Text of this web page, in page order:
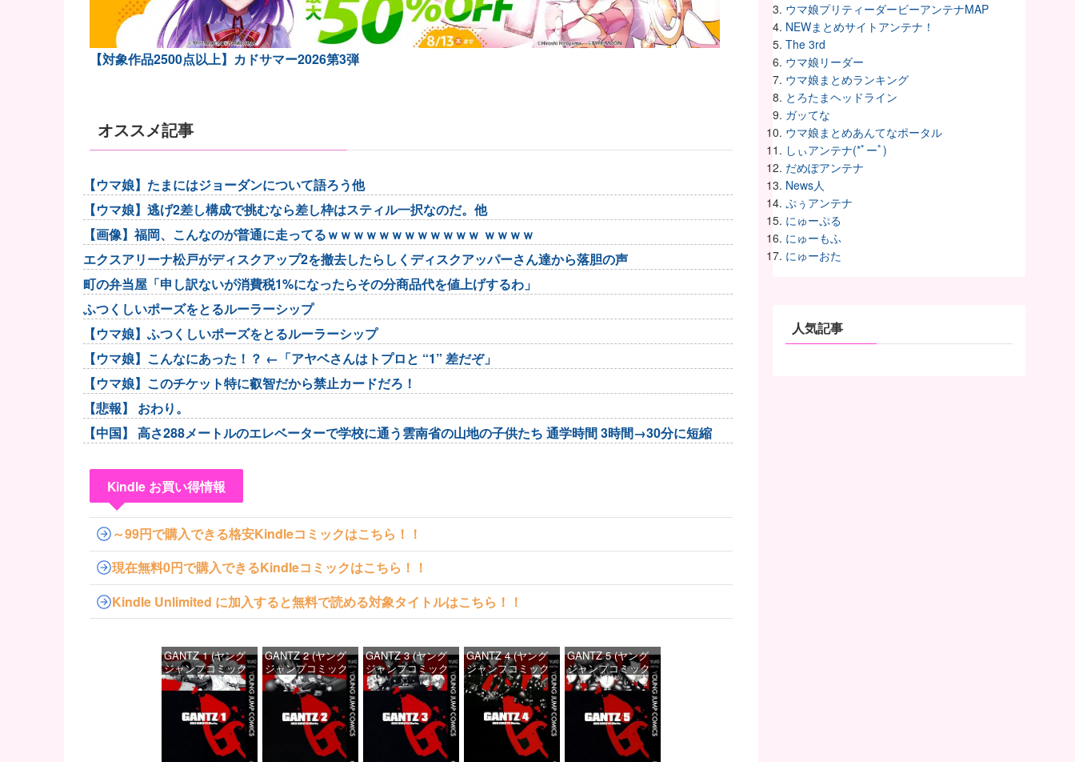
【対象作品2500点以上】カドサマー2026第3弾
オススメ記事
【ウマ娘】たまにはジョーダンについて語ろう他
【ウマ娘】逃げ2差し構成で挑むなら差し枠はスティル一択なのだ。他
【画像】福岡、こんなのが普通に走ってるｗｗｗｗｗｗｗｗｗｗｗｗ ｗｗｗｗ
エクスアリーナ松戸がディスクアップ2を撤去したらしくディスクアッパーさん達から落胆の声
町の弁当屋「申し訳ないが消費税1%になったらその分商品代を値上げするわ」
ふつくしいポーズをとるルーラーシップ
【ウマ娘】ふつくしいポーズをとるルーラーシップ
【ウマ娘】こんなにあった！？ ←「アヤベさんはトプロと “1” 差だぞ」
【ウマ娘】このチケット特に叡智だから禁止カードだろ！
【悲報】 おわり。
【中国】 高さ288メートルのエレベーターで学校に通う雲南省の山地の子供たち 通学時間 3時間→30分に短縮
Kindle お買い得情報
～99円で購入できる格安Kindleコミックはこちら！！
現在無料0円で購入できるKindleコミックはこちら！！
Kindle Unlimited に加入すると無料で読める対象タイトルはこちら！！
GANTZ 1 (ヤング
ジャンプコミック
スDIGITAL)
価格：¥100
GANTZ 2 (ヤング
ジャンプコミック
スDIGITAL)
価格：¥100
GANTZ 3 (ヤング
ジャンプコミック
スDIGITAL)
価格：¥100
GANTZ 4 (ヤング
ジャンプコミック
スDIGITAL)
価格：¥100
GANTZ 5 (ヤング
ジャンプコミック
スDIGITAL)
価格：¥100
ウマ娘プリティーダービーアンテナMAP
NEWまとめサイトアンテナ！
The 3rd
ウマ娘リーダー
ウマ娘まとめランキング
とろたまヘッドライン
ガッてな
ウマ娘まとめあんてなポータル
しぃアンテナ(*ﾟーﾟ)
だめぽアンテナ
News人
ぷぅアンテナ
にゅーぷる
にゅーもふ
にゅーおた
人気記事